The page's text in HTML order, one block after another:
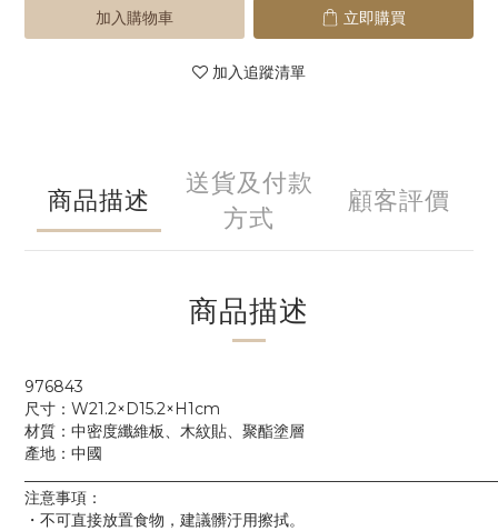
加入購物車 立即購買
加入追蹤清單
商品描述
送貨及付款
方式
顧客評價
商品描述
976843
尺寸：W21.2×D15.2×H1cm
材質：中密度纖維板、木紋貼、聚酯塗層
產地：中國
注意事項：
・不可直接放置食物，建議髒汙用擦拭。